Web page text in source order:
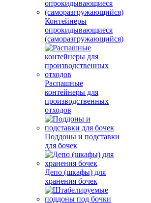
Контейнеры
опрокидывающиеся
(саморазгружающийся)
Распашные
контейнеры для
производственных
отходов
Поддоны и подставки
для бочек
Депо (шкафы) для
хранения бочек